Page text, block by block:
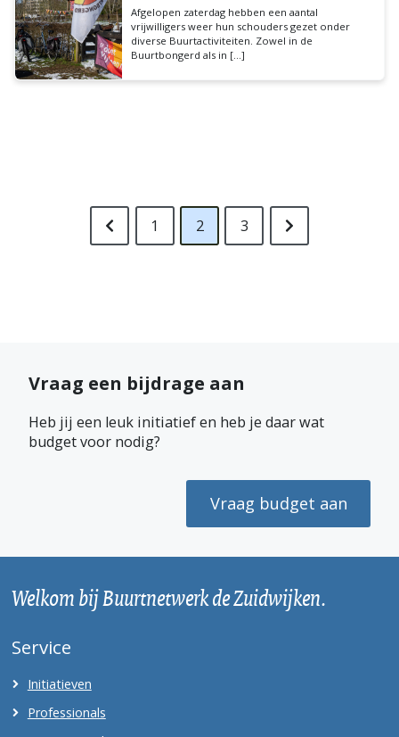
Afgelopen zaterdag hebben een aantal
vrijwilligers weer hun schouders gezet onder
diverse Buurtactiviteiten. Zowel in de
Buurtbongerd als in […]
1 2 3
Vraag een bijdrage aan
Heb jij een leuk initiatief en heb je daar wat
budget voor nodig?
Vraag budget aan
Welkom bij Buurtnetwerk de Zuidwijken.
Service
Initiatieven
Professionals